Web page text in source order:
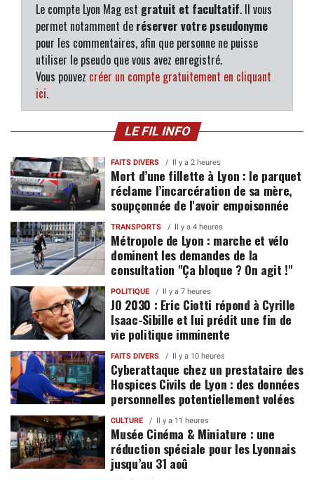
Le compte Lyon Mag est gratuit et facultatif. Il vous
permet notamment de réserver votre pseudonyme
pour les commentaires, afin que personne ne puisse
utiliser le pseudo que vous avez enregistré.
Vous pouvez créer un compte gratuitement en cliquant
ici.
LE FIL INFO
FAITS DIVERS Il y a 2 heures
Mort d’une fillette à Lyon : le parquet
réclame l’incarcération de sa mère,
soupçonnée de l'avoir empoisonnée
TRANSPORTS Il y a 4 heures
Métropole de Lyon : marche et vélo
dominent les demandes de la
consultation "Ça bloque ? On agit !"
POLITIQUE Il y a 7 heures
JO 2030 : Eric Ciotti répond à Cyrille
Isaac-Sibille et lui prédit une fin de
vie politique imminente
FAITS DIVERS Il y a 10 heures
Cyberattaque chez un prestataire des
Hospices Civils de Lyon : des données
personnelles potentiellement volées
CULTURE Il y a 11 heures
Musée Cinéma & Miniature : une
réduction spéciale pour les Lyonnais
jusqu’au 31 aoû